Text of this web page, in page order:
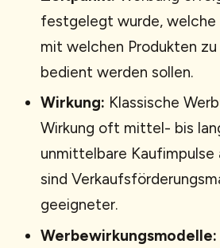
festgelegt wurde,
mit welchen Produkten
bedient werden sollen.
Wirkung: Klassische
Wirkung oft mittel- bis
unmittelbare Kaufimpulse
sind
geeigneter.
Werbewirkungsmodelle: